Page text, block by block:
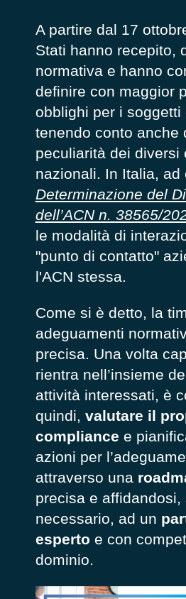
A partire dal 17
Stati hanno recepito,
normativa e hanno
definire con maggior
obblighi per i soggetti
tenendo conto anche
peculiarità dei diversi
nazionali. In Italia, ad
Determinazione del
dell’ACN n. 38565/
le modalità di
"punto di contatto"
l'ACN stessa.
Come si è detto, la
adeguamenti
precisa. Una volta
rientra nell’insieme
attività interessati, è
quindi, valutare il
compliance e
azioni per
attraverso una
precisa e affidandosi,
necessario, ad un
esperto e con
dominio.